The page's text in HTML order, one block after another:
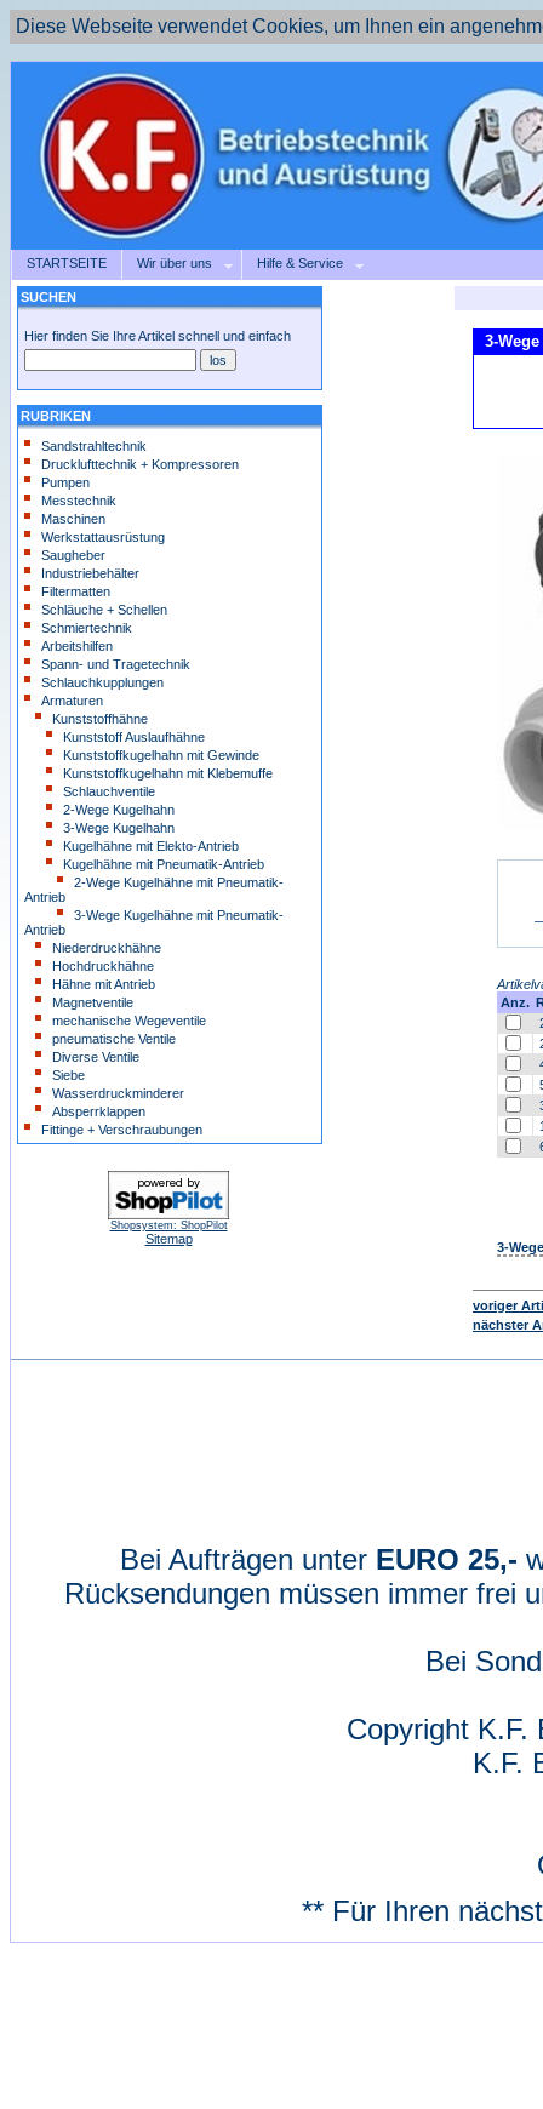
Diese Webseite verwendet Cookies, um Ihnen ein
STARTSEITE Wir über uns Hilfe & Service
SUCHEN
Hier finden Sie Ihre Artikel schnell und einfach
RUBRIKEN
Sandstrahltechnik
Drucklufttechnik + Kompressoren
Pumpen
Messtechnik
Maschinen
Werkstattausrüstung
Saugheber
Industriebehälter
Filtermatten
Schläuche + Schellen
Schmiertechnik
Arbeitshilfen
Spann- und Tragetechnik
Schlauchkupplungen
Armaturen
Kunststoffhähne
Kunststoff Auslaufhähne
Kunststoffkugelhahn mit Gewinde
Kunststoffkugelhahn mit Klebemuffe
Schlauchventile
2-Wege Kugelhahn
3-Wege Kugelhahn
Kugelhähne mit Elekto-Antrieb
Kugelhähne mit Pneumatik-Antrieb
2-Wege Kugelhähne mit Pneumatik-
Antrieb
3-Wege Kugelhähne mit Pneumatik-
Antrieb
Niederdruckhähne
Hochdruckhähne
Hähne mit Antrieb
Magnetventile
mechanische Wegeventile
pneumatische Ventile
Diverse Ventile
Siebe
Wasserdruckminderer
Absperrklappen
Fittinge + Verschraubungen
Shopsystem: ShopPilot
Sitemap
3-
Anz.
3-
voriger
nächster
Bei Aufträgen unter EURO 25,-
Rücksendungen müssen immer frei
Bei
Copyright
K.F.
** Für Ihren